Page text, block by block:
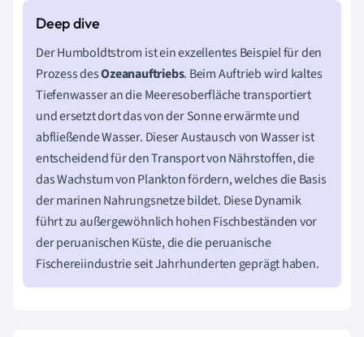
Der Humboldtstrom ist ein exzellentes Beispiel für den
Prozess desOzeanauftriebs. Beim Auftrieb wird kaltes
Tiefenwasser an die Meeresoberfläche transportiert
und ersetzt dort das von der Sonne erwärmte und
abfließende Wasser. Dieser Austausch von Wasser ist
entscheidend für den Transport von Nährstoffen, die
das Wachstum von Plankton fördern, welches die Basis
der marinen Nahrungsnetze bildet. Diese Dynamik
führt zu außergewöhnlich hohen Fischbeständen vor
der peruanischen Küste, die die peruanische
Fischereiindustrie seit Jahrhunderten geprägt haben.